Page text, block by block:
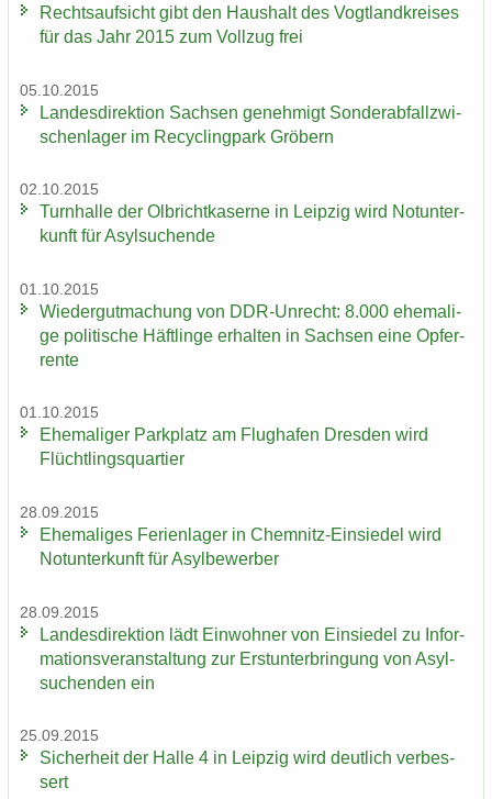
Rechts­auf­sicht gibt den Haus­halt des Vogt­land­krei­ses
für das Jahr 2015 zum Voll­zug frei
05.10.2015
Lan­des­di­rek­ti­on Sach­sen ge­neh­migt Son­der­ab­fall­zwi­
schen­la­ger im Re­cy­cling­park Grö­bern
02.10.2015
Turn­hal­le der Ol­bricht­ka­ser­ne in Leip­zig wird Not­un­ter­
kunft für Asyl­su­chen­de
01.10.2015
Wie­der­gut­ma­chung von DDR-​Unrecht: 8.000 ehe­ma­li­
ge po­li­ti­sche Häft­lin­ge er­hal­ten in Sach­sen eine Op­fer­
ren­te
01.10.2015
Ehe­ma­li­ger Park­platz am Flug­ha­fen Dres­den wird
Flücht­lings­quar­tier
28.09.2015
Ehe­ma­li­ges Fe­ri­en­la­ger in Chemnitz-​Einsiedel wird
Not­un­ter­kunft für Asyl­be­wer­ber
28.09.2015
Lan­des­di­rek­ti­on lädt Ein­woh­ner von Ein­sie­del zu In­for­
ma­ti­ons­ver­an­stal­tung zur Erst­un­ter­brin­gung von Asyl­
su­chen­den ein
25.09.2015
Si­cher­heit der Halle 4 in Leip­zig wird deut­lich ver­bes­
sert